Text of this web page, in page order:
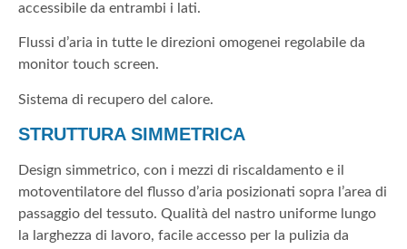
accessibile da entrambi i lati.
Flussi d’aria in tutte le direzioni omogenei regolabile da
monitor touch screen.
Sistema di recupero del calore.
STRUTTURA SIMMETRICA
Design simmetrico, con i mezzi di riscaldamento e il
motoventilatore del flusso d’aria posizionati sopra l’area di
passaggio del tessuto. Qualità del nastro uniforme lungo
la larghezza di lavoro, facile accesso per la pulizia da